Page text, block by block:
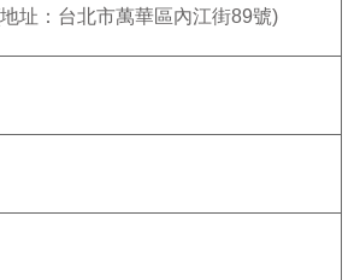
址：台北市萬華區內江街89號)